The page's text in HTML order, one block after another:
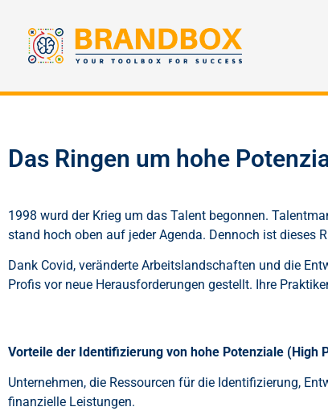
Das Ringen um hohe
1998 wurd der Krieg um das Talent begonnen.
stand hoch oben auf jeder Agenda. Dennoch ist dieses
Dank Covid, veränderte Arbeitslandschaften und die
Profis vor neue Herausforderungen gestellt. Ihre
Vorteile der Identifizierung von hohe Potenziale (High
Unternehmen, die Ressourcen für die Identifizierung,
finanzielle Leistungen.